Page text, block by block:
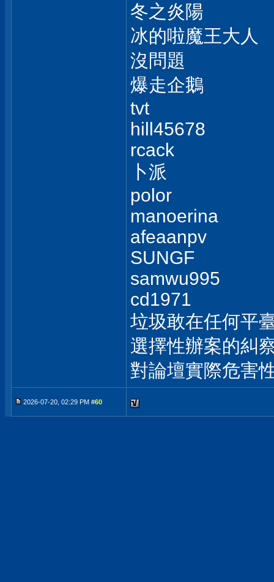
冬之炎陽
冰的啦魔王大人
沒問題
爆走企鵝
tvt
hill45678
rcack
卜派
polor
manoerina
afeaanpv
SUNGF
samwu995
cd1971
垃圾敢在任何平
選擇性辦案的糾
對論壇實際危害
2026-07-20, 02:29 PM #60